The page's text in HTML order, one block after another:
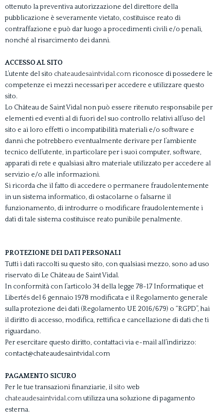
ottenuto la preventiva autorizzazione del direttore della
pubblicazione è severamente vietato, costituisce reato di
contraffazione e può dar luogo a procedimenti civili e/o penali,
nonché al risarcimento dei danni.
ACCESSO AL SITO
L’utente del sito chateaudesaintvidal.com riconosce di possedere le
competenze ei mezzi necessari per accedere e utilizzare questo
sito.
Lo Château de Saint Vidal non può essere ritenuto responsabile per
elementi ed eventi al di fuori del suo controllo relativi all’uso del
sito e ai loro effetti o incompatibilità materiali e/o software e
danni che potrebbero eventualmente derivare per l’ambiente
tecnico dell’utente, in particolare per i suoi computer, software,
apparati di rete e qualsiasi altro materiale utilizzato per accedere al
servizio e/o alle informazioni.
Si ricorda che il fatto di accedere o permanere fraudolentemente
in un sistema informatico, di ostacolarne o falsarne il
funzionamento, di introdurre o modificare fraudolentemente i
dati di tale sistema costituisce reato punibile penalmente.
PROTEZIONE DEI DATI PERSONALI
Tutti i dati raccolti su questo sito, con qualsiasi mezzo, sono ad uso
riservato di Le Château de Saint Vidal.
In conformità con l’articolo 34 della legge 78-17 Informatique et
Libertés del 6 gennaio 1978 modificata e il Regolamento generale
sulla protezione dei dati (Regolamento UE 2016/679) o “RGPD”, hai
il diritto di accesso, modifica, rettifica e cancellazione di dati che ti
riguardano.
Per esercitare questo diritto, contattaci via e-mail all’indirizzo:
contact@chateaudesaintvidal.com
PAGAMENTO SICURO
Per le tue transazioni finanziarie, il sito web
chateaudesaintvidal.comutilizza una soluzione di pagamento
esterna.